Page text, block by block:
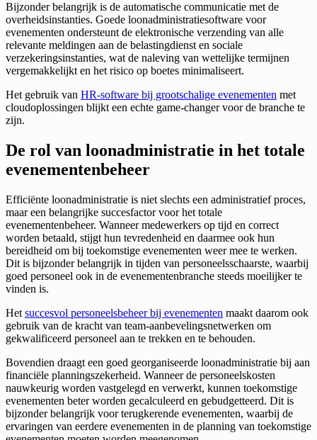
Bijzonder belangrijk is de automatische communicatie met de
overheidsinstanties. Goede loonadministratiesoftware voor
evenementen ondersteunt de elektronische verzending van alle
relevante meldingen aan de belastingdienst en sociale
verzekeringsinstanties, wat de naleving van wettelijke termijnen
vergemakkelijkt en het risico op boetes minimaliseert.
Het gebruik van HR-software bij grootschalige evenementen met
cloudoplossingen blijkt een echte game-changer voor de branche te
zijn.
De rol van loonadministratie in het totale
evenementenbeheer
Efficiënte loonadministratie is niet slechts een administratief proces,
maar een belangrijke succesfactor voor het totale
evenementenbeheer. Wanneer medewerkers op tijd en correct
worden betaald, stijgt hun tevredenheid en daarmee ook hun
bereidheid om bij toekomstige evenementen weer mee te werken.
Dit is bijzonder belangrijk in tijden van personeelsschaarste, waarbij
goed personeel ook in de evenementenbranche steeds moeilijker te
vinden is.
Het succesvol personeelsbeheer bij evenementen maakt daarom ook
gebruik van de kracht van team-aanbevelingsnetwerken om
gekwalificeerd personeel aan te trekken en te behouden.
Bovendien draagt een goed georganiseerde loonadministratie bij aan
financiële planningszekerheid. Wanneer de personeelskosten
nauwkeurig worden vastgelegd en verwerkt, kunnen toekomstige
evenementen beter worden gecalculeerd en gebudgetteerd. Dit is
bijzonder belangrijk voor terugkerende evenementen, waarbij de
ervaringen van eerdere evenementen in de planning van toekomstige